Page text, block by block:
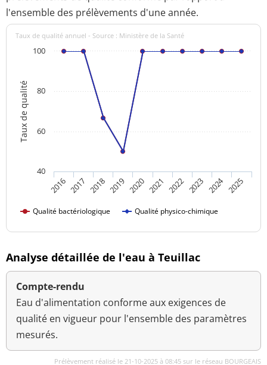
l'ensemble des prélèvements d'une année.
Taux de qualité
Taux de qualité annuel - Source : Ministère de la Santé
Qualité bactériologique Qualité physico-chimique
2016 2017 2018 2019 2020 2021 2022 2023 2024 2025
40
60
80
100
Analyse détaillée de l'eau à Teuillac
Compte-rendu
Eau d'alimentation conforme aux exigences de
qualité en vigueur pour l'ensemble des paramètres
mesurés.
Prélèvement réalisé le 21-10-2025 à 08:45 sur le réseau BOURGEAIS